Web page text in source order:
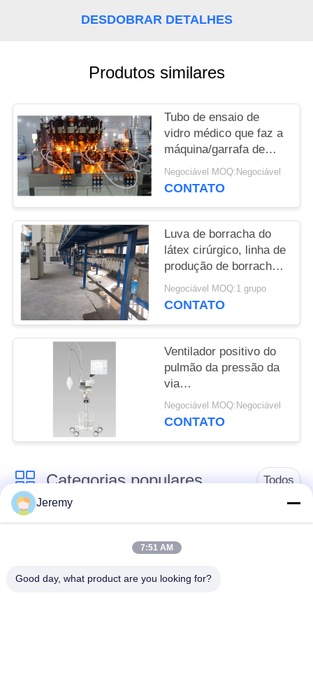
PRIVACY
POLICY
DESDOBRAR DETALHES
Produtos similares
Tubo de ensaio de
vidro médico que faz a
máquina/garrafa de
vidro que forma a linha
de produção
Negociável MOQ:Negociável
CONTATO
Luva de borracha do
látex cirúrgico, linha de
produção de borracha
descartável da luva da
luva médica
Negociável MOQ:1 grupo
CONTATO
Ventilador positivo do
pulmão da pressão da
via
aérea/ventilação/respirador/
de respiração
Negociável MOQ:Negociável
CONTATO
Categorias populares Todos
Linha de produção de
Linha de produção da
placa de partícula
linha de produção do
Projetos de papel da
Jeremy
7:51 AM
Good day, what product are you looking for?